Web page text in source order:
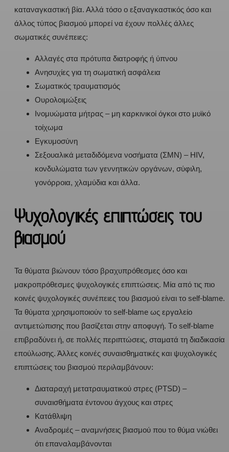
καταναγκαστική βία. Αλλά τόσο ο εξαναγκαστικός όσο και
άλλος τύπος βιασμού μπορεί να έχουν πολλές άλλες
σωματικές συνέπειες:
Αλλαγές στα πρότυπα διατροφής ή ύπνου
Ανησυχίες για τη σωματική ασφάλεια
Σωματικός τραυματισμός
Ουρολοιμώξεις
Ινομυώματα μήτρας – μη καρκινικοί όγκοι στο μυϊκό
τοίχωμα
Εγκυμοσύνη
Σεξουαλικά μεταδιδόμενα νοσήματα (ΣΜΝ) – HIV,
κονδυλώματα των γεννητικών οργάνων, σύφιλη,
γονόρροια, χλαμύδια και άλλα.
Ψυχολογικές επιπτώσεις του
βιασμού
Τα θύματα βιώνουν τόσο βραχυπρόθεσμες όσο και
μακροπρόθεσμες ψυχολογικές επιπτώσεις. Μία από τις πιο
κοινές ψυχολογικές συνέπειες του βιασμού είναι το self-blame.
Τα θύματα χρησιμοποιούν το self-blame ως εργαλείο
αντιμετώπισης που βασίζεται στην αποφυγή. Tο self-blame
επιβραδύνει ή, σε πολλές περιπτώσεις, σταματά τη διαδικασία
επούλωσης. Άλλες κοινές συναισθηματικές και ψυχολογικές
επιπτώσεις του βιασμού περιλαμβάνουν:
Διαταραχή μετατραυματικού στρες (PTSD) –
συναισθήματα έντονου άγχους και στρες
Κατάθλιψη
Αναδρομές – αναμνήσεις βιασμού που το θύμα νιώθει
ότι επαναλαμβάνονται